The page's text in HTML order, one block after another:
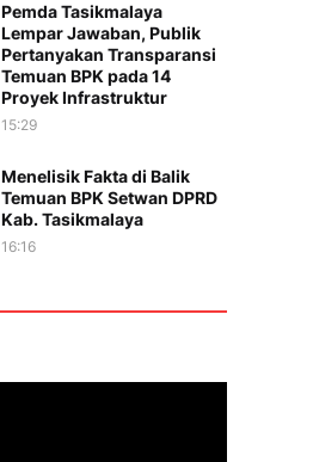
Pemda Tasikmalaya
Lempar Jawaban, Publik
Pertanyakan Transparansi
Temuan BPK pada 14
Proyek Infrastruktur
15:29
Menelisik Fakta di Balik
Temuan BPK Setwan DPRD
Kab. Tasikmalaya
16:16